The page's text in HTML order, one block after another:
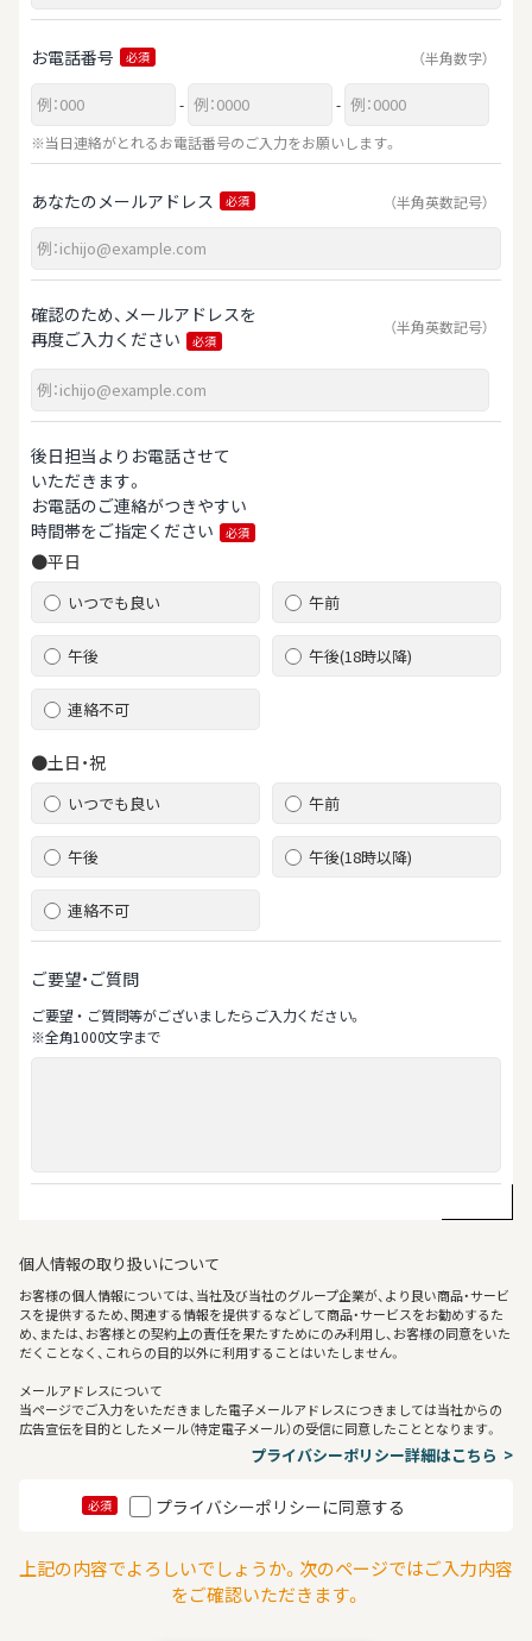
お電話番号 必須 （半角数字）
-
-
※当日連絡がとれるお電話番号のご入力をお願いします。
あなたのメールアドレス 必須 （半角英数記号）
確認のため、メールアドレスを
再度ご入力ください
必須
（半角英数記号）
後日担当よりお電話させて
いただきます。
お電話のご連絡がつきやすい
時間帯をご指定ください
必須
●平日
いつでも良い 午前
午後 午後(18時以降)
連絡不可
●土日・祝
いつでも良い 午前
午後 午後(18時以降)
連絡不可
ご要望・ご質問
ご要望‧ご質問等がございましたらご⼊⼒ください。
※全⾓1000⽂字まで
個人情報の取り扱いについて
お客様の個人情報については、当社及び当社のグループ企業が、より良い商品・サービ
スを提供するため、関連する情報を提供するなどして商品・サービスをお勧めするた
め、または、お客様との契約上の責任を果たすためにのみ利用し、お客様の同意をいた
だくことなく、これらの目的以外に利用することはいたしません。
メールアドレスについて
当ページでご入力をいただきました電子メールアドレスにつきましては当社からの
広告宣伝を目的としたメール（特定電子メール）の受信に同意したこととなります。
プライバシーポリシー詳細はこちら
必須 プライバシーポリシーに同意する
上記の内容でよろしいでしょうか。次のページではご入力内容
をご確認いただきます。